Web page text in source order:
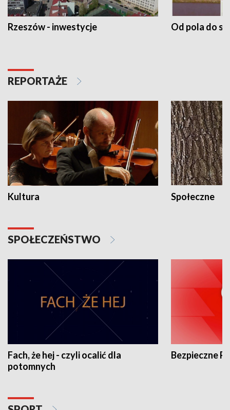
Rzeszów - inwestycje Od pola do
REPORTAŻE
Kultura Społeczne
SPOŁECZEŃSTWO
Fach, że hej - czyli ocalić dla
potomnych
Bezpieczne